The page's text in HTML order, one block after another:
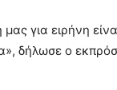
για ειρήνη
δήλωσε ο